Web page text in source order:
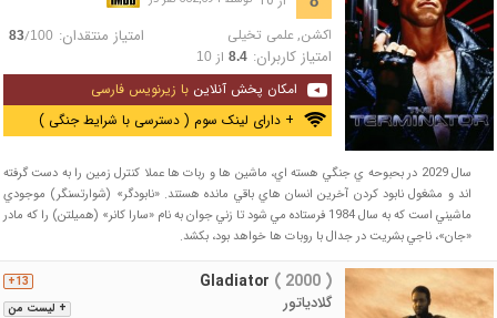
اکشن, علمی تخیلی امتیاز منتقدان: 83/100
امتیاز کاربران: 8.4از 10
امکان پخش آنلاین با زیرنویس فارسی
+ دارای لینک سوم ( دسترسی با شرایط جنگی )
سال 2029 در بحبوحه ي جنگي هسته اي، ماشين ها و ربات ها عملا کنترل زمين را به دست گرفته
اند و مشغول نابود کردن آخرين انسان هاي باقي مانده هستند. «نابودگر» (شوارتسنگر) موجودي
ماشيني است که به سال 1984 فرستاده مي شود تا زني جوان به نام «سارا کانر» (هميلتن) را که مادر
«جان»، ناجي بشريت در جدال با روبات ها خواهد بود، بکشد.
+ لیست من
13+ Gladiator ( 2000 )
گلادیاتور